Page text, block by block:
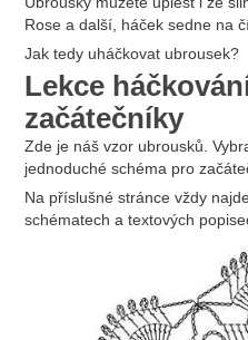
Rose a další, háček sedne na
Jak tedy uháčkovat ubrousek?
Lekce
začátečníky
Zde je náš vzor ubrousků.
jednoduché schéma pro
Na příslušné stránce vždy
schématech a textových